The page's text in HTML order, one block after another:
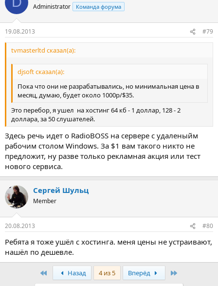
Administrator Команда форума
19.08.2013 #79
tvmasterltd сказал(а):
djsoft сказал(а):
Пока что они не разрабатывались, но минимальная цена в
месяц, думаю, будет около 1000р/$35.
Это перебор, я ушел на хостинг 64 кб - 1 доллар, 128 - 2
доллара, за 50 слушателей.
Здесь речь идет о RadioBOSS на сервере с удаленыйм
рабочим столом Windows. За $1 вам такого никто не
предложит, ну разве только рекламная акция или тест
нового сервиса.
Сергей Шульц
Member
20.08.2013 #80
Ребята я тоже ушёл с хостинга. меня цены не устраивают,
нашёл по дешевле.
ПервыйНазад 4 из 5 Вперёд